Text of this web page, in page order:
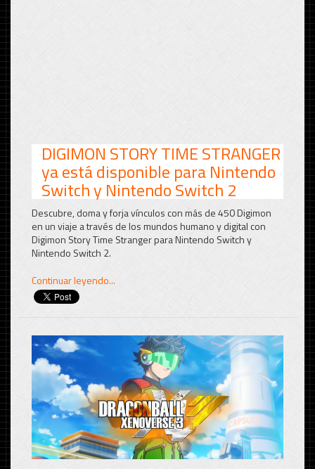
DIGIMON STORY TIME STRANGER
ya está disponible para Nintendo
Switch y Nintendo Switch 2
Descubre, doma y forja vínculos con más de 450 Digimon
en un viaje a través de los mundos humano y digital con
Digimon Story Time Stranger para Nintendo Switch y
Nintendo Switch 2.
Continuar leyendo...